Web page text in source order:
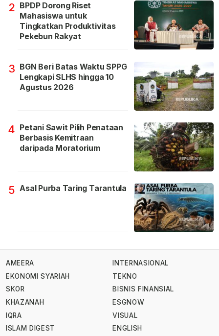
2 BPDP Dorong Riset
Mahasiswa untuk
Tingkatkan Produktivitas
Pekebun Rakyat
3 BGN Beri Batas Waktu SPPG
Lengkapi SLHS hingga 10
Agustus 2026
4 Petani Sawit Pilih Penataan
Berbasis Kemitraan
daripada Moratorium
5 Asal Purba Taring Tarantula
AMEERA
EKONOMI SYARIAH
SKOR
KHAZANAH
IQRA
ISLAM DIGEST
INTERNASIONAL
TEKNO
BISNIS FINANSIAL
ESGNOW
VISUAL
ENGLISH